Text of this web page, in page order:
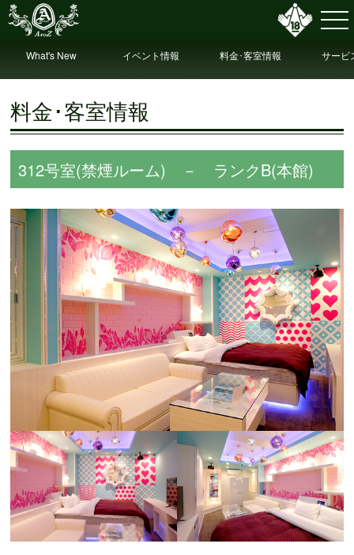
What's New イベント情報 料金･客室情報
サービ
情
料金･客室情報
312号室(禁煙ルーム) － ランクB(本館)